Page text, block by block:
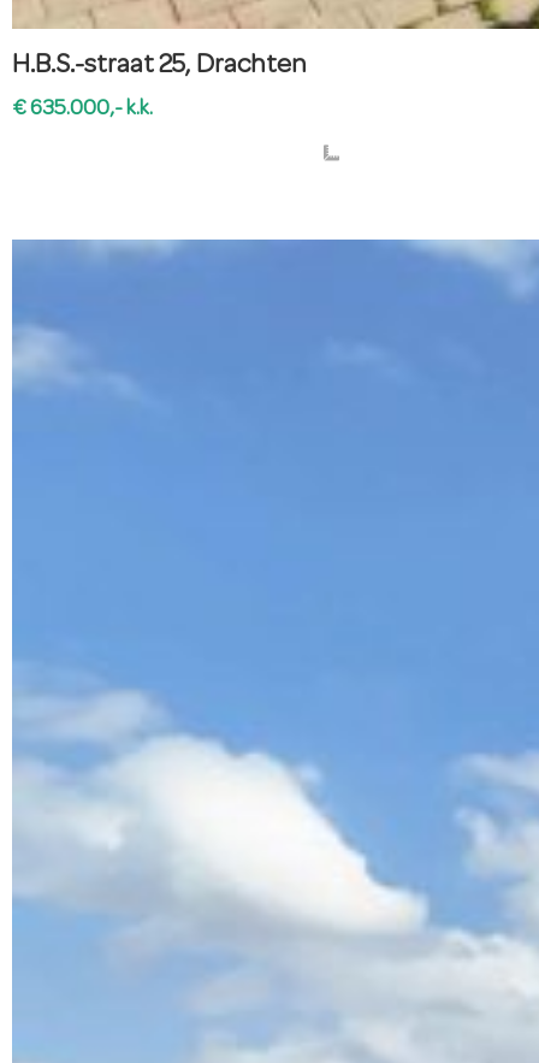
H.B.S.-straat 25, Drachten
€ 635.000,- k.k.